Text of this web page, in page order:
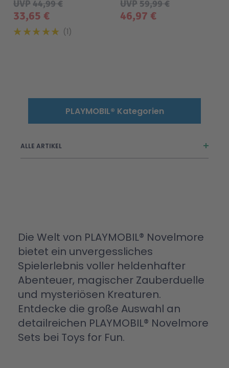
33,65 €
UVP44,99 €
1
46,97 €
UVP59,99 €
PLAYMOBIL® Kategorien
ALLE ARTIKEL
City Life
Country
Dinos
DOLLHOUSE
Dragons
Duck on Call
Fairies
Family Fun Heidi
Die Welt von PLAYMOBIL® Novelmore
bietet ein unvergessliches
Spielerlebnis voller heldenhafter
Abenteuer, magischer Zauberduelle
und mysteriösen Kreaturen.
Entdecke die große Auswahl an
detailreichen PLAYMOBIL® Novelmore
Sets bei Toys for Fun.